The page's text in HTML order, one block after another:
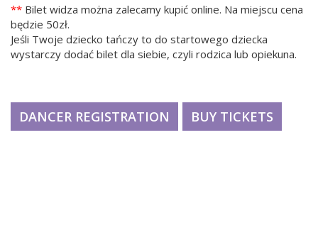
** Bilet widza można zalecamy kupić online. Na miejscu cena
będzie 50zł.
Jeśli Twoje dziecko tańczy to do startowego dziecka
wystarczy dodać bilet dla siebie, czyli rodzica lub opiekuna.
DANCER REGISTRATION BUY TICKETS